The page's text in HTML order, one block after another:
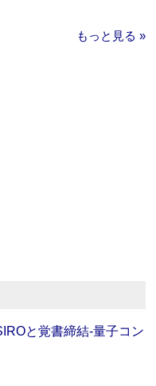
もっと見る »
と覚書締結‐量子コン